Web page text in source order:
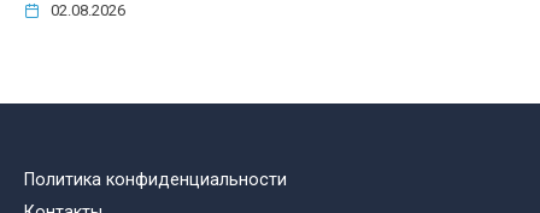
02.08.2026
Политика конфиденциальности